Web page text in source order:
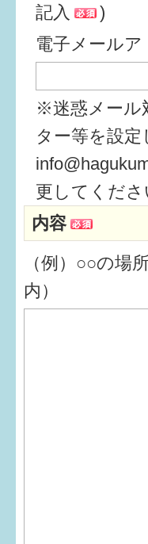
記入
)
電子メールア
※迷惑メール
ター等を設定
更してくださ
内容
（例）○○の場
内）
6か月〜1歳
1歳〜3歳
3歳〜就学前
就学後〜
子育てマップ
イベントレポ
なるほどコラ
メールマガジ